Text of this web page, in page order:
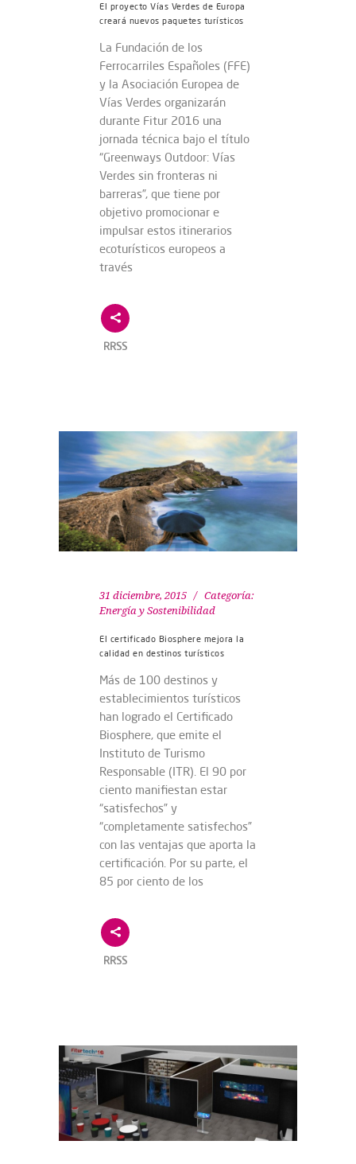
El proyecto Vías Verdes de Europa
creará nuevos paquetes turísticos
La Fundación de los
Ferrocarriles Españoles (FFE)
y la Asociación Europea de
Vías Verdes organizarán
durante Fitur 2016 una
jornada técnica bajo el título
“Greenways Outdoor: Vías
Verdes sin fronteras ni
barreras”, que tiene por
objetivo promocionar e
impulsar estos itinerarios
ecoturísticos europeos a
través
RRSS
31 diciembre, 2015
Categoría:
Energía y Sostenibilidad
El certificado Biosphere mejora la
calidad en destinos turísticos
Más de 100 destinos y
establecimientos turísticos
han logrado el Certificado
Biosphere, que emite el
Instituto de Turismo
Responsable (ITR). El 90 por
ciento manifiestan estar
“satisfechos” y
“completamente satisfechos”
con las ventajas que aporta la
certificación. Por su parte, el
85 por ciento de los
RRSS